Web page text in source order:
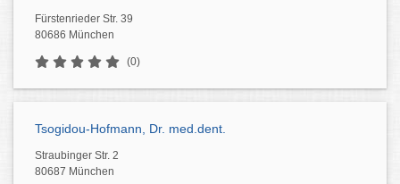
Fürstenrieder Str. 39
80686 München
(0)
Tsogidou-Hofmann, Dr. med.dent.
Straubinger Str. 2
80687 München